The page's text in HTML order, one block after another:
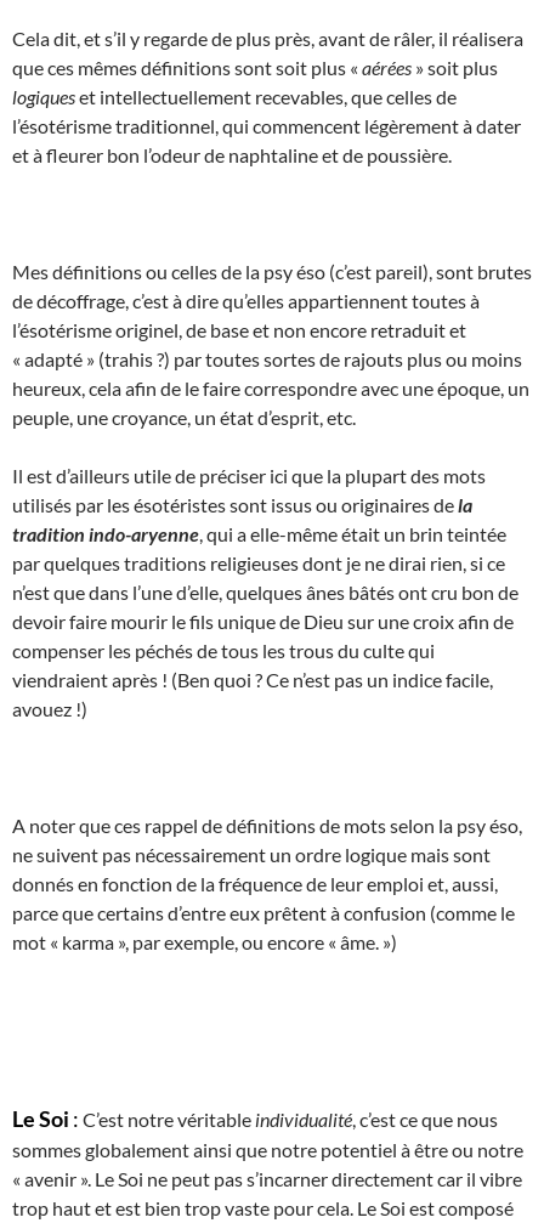
Cela dit, et s’il y regarde de plus près, avant de râler, il réalisera
que ces mêmes définitions sont soit plus « aérées » soit plus
logiqueset intellectuellement recevables, que celles de
l’ésotérisme traditionnel, qui commencent légèrement à dater
et à fleurer bon l’odeur de naphtaline et de poussière.
Mes définitions ou celles de la psy éso (c’est pareil), sont brutes
de décoffrage, c’est à dire qu’elles appartiennent toutes à
l’ésotérisme originel, de base et non encore retraduit et
« adapté » (trahis ?) par toutes sortes de rajouts plus ou moins
heureux, cela afin de le faire correspondre avec une époque, un
peuple, une croyance, un état d’esprit, etc.
Il est d’ailleurs utile de préciser ici que la plupart des mots
utilisés par les ésotéristes sont issus ou originaires dela
tradition indo-aryenne , qui a elle-même était un brin teintée
par quelques traditions religieuses dont je ne dirai rien, si ce
n’est que dans l’une d’elle, quelques ânes bâtés ont cru bon de
devoir faire mourir le fils unique de Dieu sur une croix afin de
compenser les péchés de tous les trous du culte qui
viendraient après ! (Ben quoi ? Ce n’est pas un indice facile,
avouez !)
A noter que ces rappel de définitions de mots selon la psy éso,
ne suivent pas nécessairement un ordre logique mais sont
donnés en fonction de la fréquence de leur emploi et, aussi,
parce que certains d’entre eux prêtent à confusion (comme le
mot « karma », par exemple, ou encore « âme. »)
Le Soi : C’est notre véritable individualité , c’est ce que nous
sommes globalement ainsi que notre potentiel à être ou notre
« avenir ». Le Soi ne peut pas s’incarner directement car il vibre
trop haut et est bien trop vaste pour cela. Le Soi est composé